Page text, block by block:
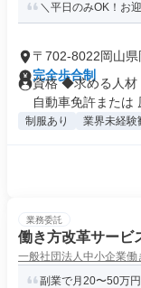
＼平日のみOK！お
〒702-8022岡山
完全歩合制
資格 ◆求める人材
自動車免許または
制服あり 業界未経験
業務委託
働き方改革サービ
一般社団法人中小企業働
副業で月20〜50万